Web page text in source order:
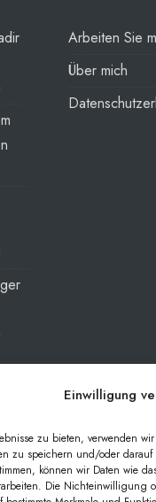
Einwilligung
zu bieten, verwenden
zu speichern und/oder
können wir Daten wie
Die
Arbeiten Sie
Über mich